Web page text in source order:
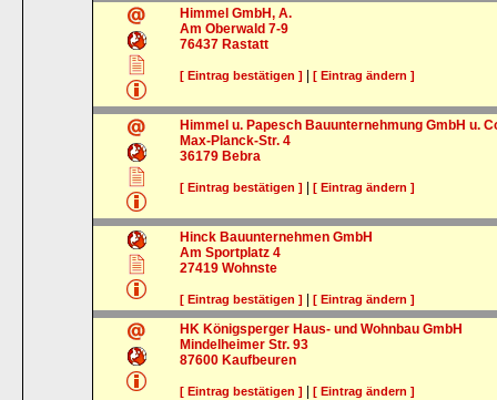
Himmel GmbH, A.
Am Oberwald 7-9
76437 Rastatt
[ Eintrag bestätigen ] |[ Eintrag ändern ]
Himmel u. Papesch Bauunternehmung GmbH u.
Max-Planck-Str. 4
36179 Bebra
[ Eintrag bestätigen ] |[ Eintrag ändern ]
Hinck Bauunternehmen GmbH
Am Sportplatz 4
27419 Wohnste
[ Eintrag bestätigen ] |[ Eintrag ändern ]
HK Königsperger Haus- und Wohnbau GmbH
Mindelheimer Str. 93
87600 Kaufbeuren
[ Eintrag bestätigen ] |[ Eintrag ändern ]